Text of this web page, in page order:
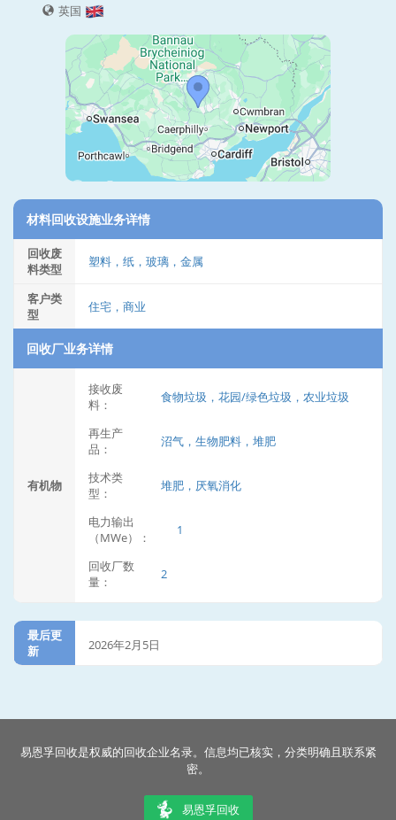
英国
材料回收设施业务详情
回收废
料类型
塑料，纸，玻璃，金属
客户类
型
住宅，商业
回收厂业务详情
有机物
接收废
料：
食物垃圾，花园/绿色垃圾，农业垃圾
再生产
品：
沼气，生物肥料，堆肥
技术类
型：
堆肥，厌氧消化
电力输出
（MWe）：
1
回收厂数
量：
2
最后更
新
2026年2月5日
易恩孚回收是权威的回收企业名录。信息均已核实，分类明确且联系紧
密。
易恩孚回收